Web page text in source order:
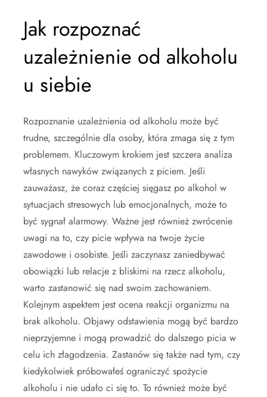
Jak rozpoznać
uzależnienie od alkoholu
u siebie
Rozpoznanie uzależnienia od alkoholu może być
trudne, szczególnie dla osoby, która zmaga się z tym
problemem. Kluczowym krokiem jest szczera analiza
własnych nawyków związanych z piciem. Jeśli
zauważasz, że coraz częściej sięgasz po alkohol w
sytuacjach stresowych lub emocjonalnych, może to
być sygnał alarmowy. Ważne jest również zwrócenie
uwagi na to, czy picie wpływa na twoje życie
zawodowe i osobiste. Jeśli zaczynasz zaniedbywać
obowiązki lub relacje z bliskimi na rzecz alkoholu,
warto zastanowić się nad swoim zachowaniem.
Kolejnym aspektem jest ocena reakcji organizmu na
brak alkoholu. Objawy odstawienia mogą być bardzo
nieprzyjemne i mogą prowadzić do dalszego picia w
celu ich złagodzenia. Zastanów się także nad tym, czy
kiedykolwiek próbowałeś ograniczyć spożycie
alkoholu i nie udało ci się to. To również może być